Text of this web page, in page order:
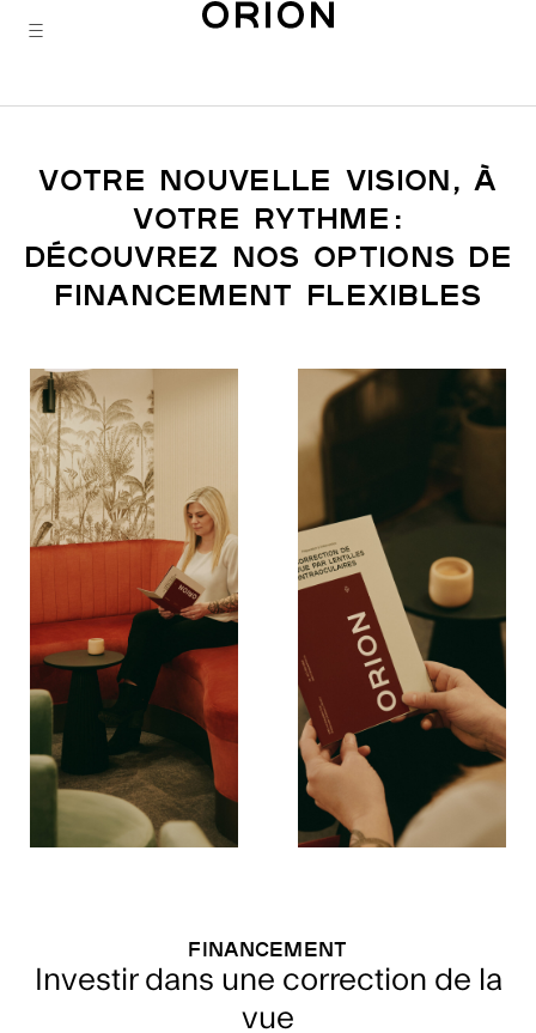
Centre d’excellence en
CHIRURGIE DE correction de la
Votre nouvelle vision, à
votre rythme :
découvrez nos options de
financement flexibles
Financement
Investir dans une correction de la
vue